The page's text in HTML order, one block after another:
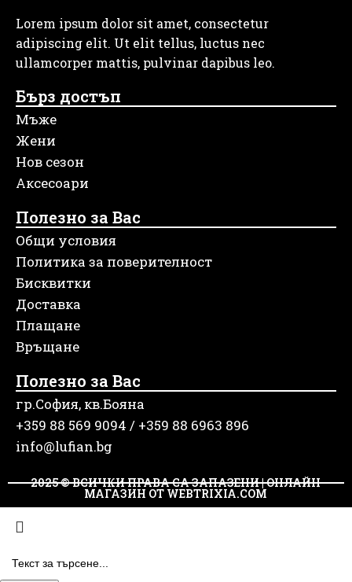
Lorem ipsum dolor sit amet, consectetur
adipiscing elit. Ut elit tellus, luctus nec
ullamcorper mattis, pulvinar dapibus leo.
Бърз достъп
Мъже
Жени
Нов сезон
Аксесоари
Полезно за Вас
Общи условия
Политика за поверителност
Бисквитки
Доставка
Плащане
Връщане
Полезно за Вас
гр.София, кв.Бояна
+359 88 569 9094 / +359 88 6963 896
info@lufian.bg
2025 © ВСИЧКИ ПРАВА СА ЗАПАЗЕНИ | ОНЛАЙН
МАГАЗИН ОТ WEBTRIXIA.COM